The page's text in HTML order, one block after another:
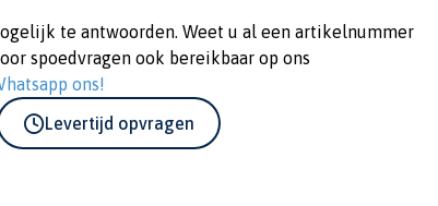
te antwoorden. Weet u al een artikelnummer
spoedvragen ook bereikbaar op ons
ons!
Levertijd opvragen